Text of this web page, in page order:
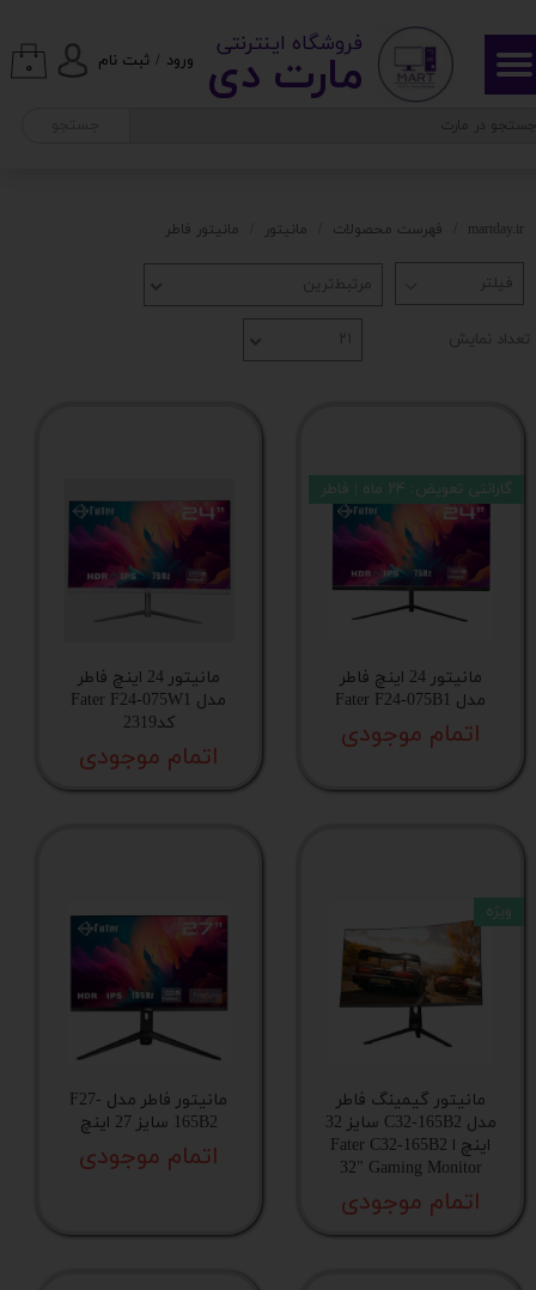
ورود / ثبت نام
حساب کاربری من
تغییر گذر واژه
خروج از حساب کاربری
۰ مارت دی​​​​​​
​ ​فروشگاه اینترنتی
martday.ir فهرست محصولات مانیتور مانیتور فاطر
مرتبط‌ترین
تعداد نمایش ۲۱
مانیتور 24 اینچ فاطر
مدل Fater F24-075B1
اتمام موجودی
گارانتی تعویض: ۲۴ ماه | فاطر
مانیتور 24 اینچ فاطر
مدل Fater F24-075W1
کد2319
اتمام موجودی
مانیتور گیمینگ فاطر
مدل C32-165B2 سایز 32
اینچ ا Fater C32-165B2
32" Gaming Monitor
اتمام موجودی
ویژه
مانیتور فاطر مدل F27-
165B2 سایز 27 اینچ
اتمام موجودی